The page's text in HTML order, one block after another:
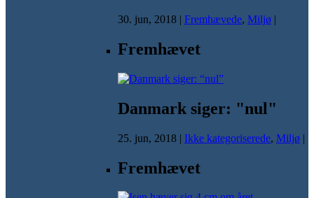
30. jun, 2018 | Fremhævede, Miljø |
Fremhævet
Danmark siger: "nul"
25. jun, 2018 | Ikke kategoriserede, Miljø |
Fremhævet